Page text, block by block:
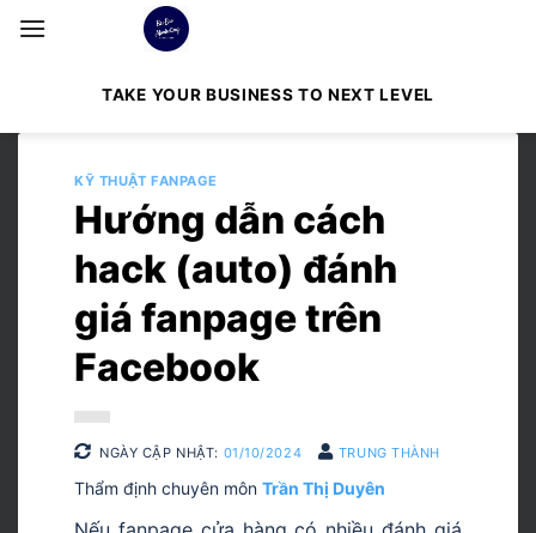
Bỏ
qua
TAKE YOUR BUSINESS TO NEXT LEVEL
KỸ THUẬT FANPAGE
Hướng dẫn cách
hack (auto) đánh
giá fanpage trên
Facebook
NGÀY CẬP NHẬT: 01/10/2024 TRUNG THÀNH
Thẩm định chuyên môn Trần Thị Duyên